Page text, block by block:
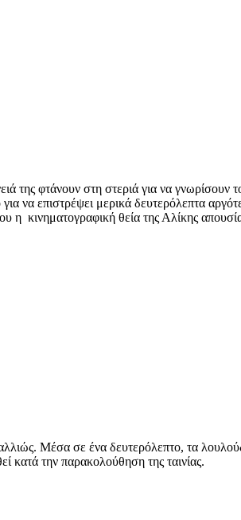
φτάνουν στη στεριά για να γνωρίσουν
να επιστρέψει μερικά δευτερόλεπτα
η κινηματογραφική θεία της Αλίκης
Μέσα σε ένα δευτερόλεπτο, τα
κατά την παρακολούθηση της ταινίας.